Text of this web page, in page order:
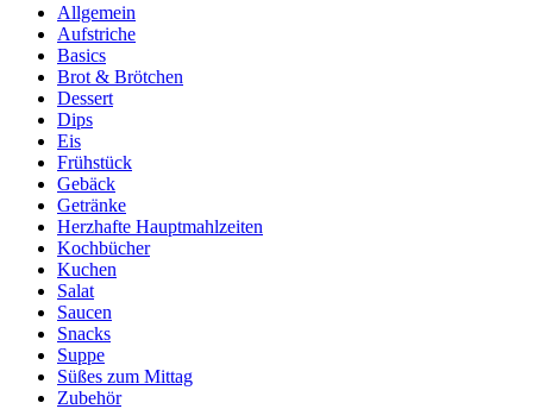
Allgemein
Aufstriche
Basics
Brot & Brötchen
Dessert
Dips
Eis
Frühstück
Gebäck
Getränke
Herzhafte Hauptmahlzeiten
Kochbücher
Kuchen
Salat
Saucen
Snacks
Suppe
Süßes zum Mittag
Zubehör